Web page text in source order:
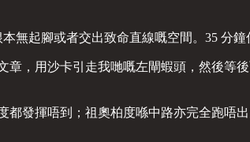
無起腳或者交出致命直線嘅空間。35 分
，用沙卡引走我哋嘅左閘蝦頭，然後等
發揮唔到；祖奧柏度喺中路亦完全跑唔